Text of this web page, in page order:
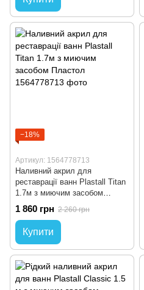
−18%
Артикул: 1564778713
Наливний акрил для
реставрації ванн Plastall Titan
1.7м з миючим засобом
Пластол
1 860 грн 2 260 грн
Купити